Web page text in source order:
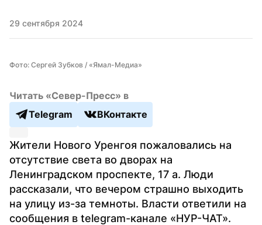
29 сентября 2024
Фото: Сергей Зубков / «Ямал-Медиа»
Читать «Север-Пресс» в
Telegram
ВКонтакте
Жители Нового Уренгоя пожаловались на
отсутствие света во дворах на
Ленинградском проспекте, 17 а. Люди
рассказали, что вечером страшно выходить
на улицу из-за темноты. Власти ответили на
сообщения в telegram-канале «НУР-ЧАТ».